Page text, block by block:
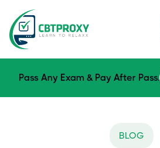
Pass Any Exam & Pay After Pass.
BLOG